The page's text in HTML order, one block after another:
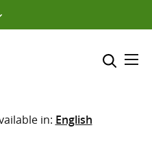
Sélectionner l’emplacement
in: English